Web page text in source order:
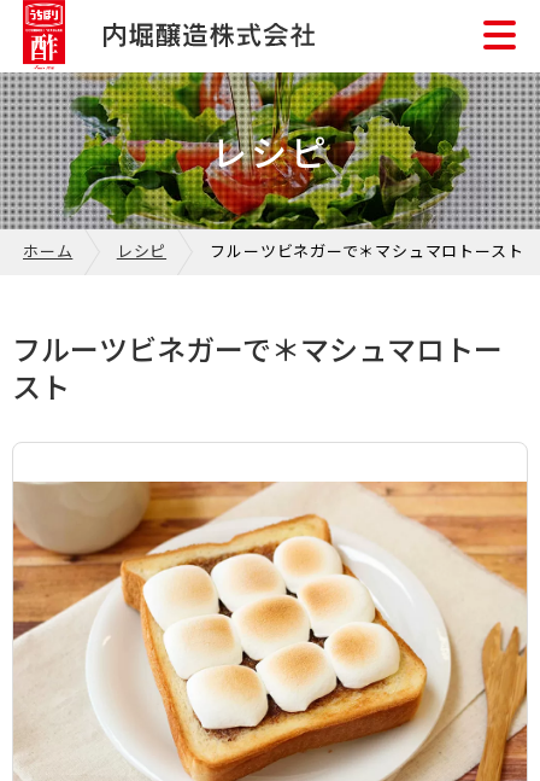
レシピ
ホーム レシピ フルーツビネガーで＊マシュマロトースト
フルーツビネガーで＊マシュマロトー
スト